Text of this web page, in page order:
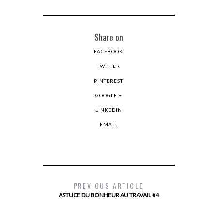
Share on
FACEBOOK
TWITTER
PINTEREST
GOOGLE +
LINKEDIN
EMAIL
PREVIOUS ARTICLE
ASTUCE DU BONHEUR AU TRAVAIL #4